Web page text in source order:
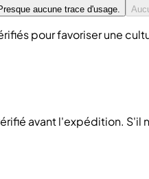
aucune trace d'usage.
pour favoriser une
avant l'expédition. S'il